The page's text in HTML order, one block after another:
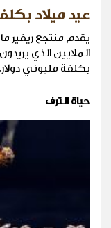
عيد ميلاد
يقدم منتجع ريفير
الملايين الذي
بكلفة مليوني دولار.
حياة الترف